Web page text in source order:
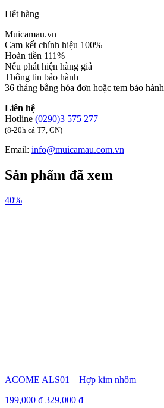
Hết hàng
Muicamau.vn
Cam kết chính hiệu 100%
Hoàn tiền 111%
Nếu phát hiện hàng giả
Thông tin bảo hành
36 tháng bằng hóa đơn hoặc tem bảo hành
Liên hệ
Hotline (0290)3 575 277
(8-20h cả T7, CN)
Email: info@muicamau.com.vn
Sản phẩm đã xem
40%
ACOME ALS01 – Hợp kim nhôm
199,000 ₫ 329,000 ₫